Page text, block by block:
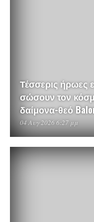
Τέσσερις ήρωες
σώσουν τον
δαίμονα-θεό
04 Αυγ 2026 6:27 μμ